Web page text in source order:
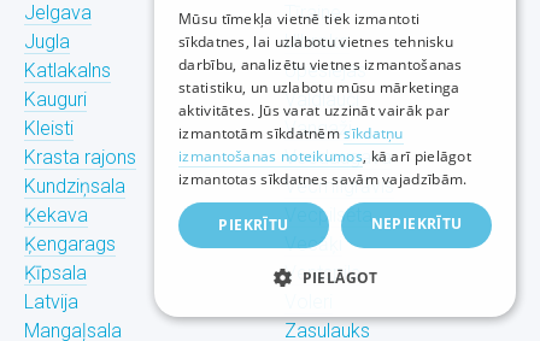
Jelgava
Jugla
Katlakalns
Kauguri
Kleisti
Krasta rajons
Kundziņsala
Ķekava
Ķengarags
Ķīpsala
Latvija
Mangaļsala
Tīraine
Ulbroka
Upeslejas
Valdlauči
Vangaži
Vecdaugava
Vecmīlgrāvis
Vecpilsēta
Vecāķi
Ventspils
Zasulauks
RUSSIAN
ENGLISH
Mūsu tīmekļa vietnē tiek izmantoti
sīkdatnes, lai uzlabotu vietnes tehnisku
darbību, analizētu vietnes izmantošanas
statistiku, un uzlabotu mūsu mārketinga
aktivitātes. Jūs varat uzzināt vairāk par
izmantotām sīkdatnēmsīkdatņu
izmantošanas noteikumos, kā arī pielāgot
izmantotas sīkdatnes savām vajadzībām.
PIEKRĪTU NEPIEKRĪTU
PIELĀGOT